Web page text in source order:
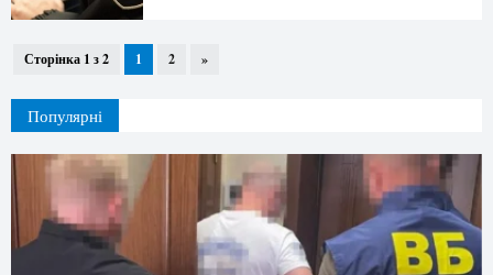
Сторінка 1 з 2 1 2 »
Популярні